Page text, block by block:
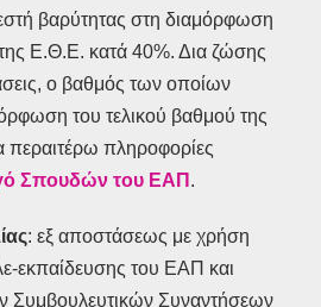
βαρύτητας στη διαμόρφωση
Ε.Θ.Ε. κατά 40%. Δια ζώσης
ο βαθμός των οποίων
του τελικού βαθμού της
περαιτέρω πληροφορίες
Σπουδών του ΕΑΠ .
: εξ αποστάσεως με χρήση
εκπαίδευσης του ΕΑΠ και
Συμβουλευτικών Συναντήσεων